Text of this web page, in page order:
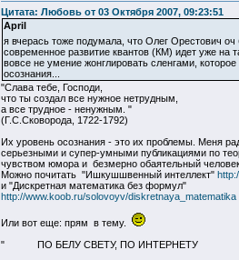
Цитата: Любовь от 03 Октября 2007, 09:23:51
April
я вчерась тоже подумала, что Олег Орестович
современное развитие квантов (КМ) идет уже на
вовсе не умение жонглировать сленгами,
осознания...
"Слава тебе, Господи,
что ты создал все нужное нетрудным,
а все трудное - ненужным. "
(Г.С.Сковорода, 1722-1792)
Их уровень осознания - это их проблемы. Меня
серьезными и супер-умными публикациями по
чувством юмора и безмерно обаятельный
Можно почитать "Ишкушшвенный интеллект"
и "Дискретная математика без формул"
http://www.koob.ru/solovoyv/diskretnaya_matematika
Или вот еще: прям в тему.
" ПО БЕЛУ СВЕТУ, ПО ИНТЕРНЕТУ